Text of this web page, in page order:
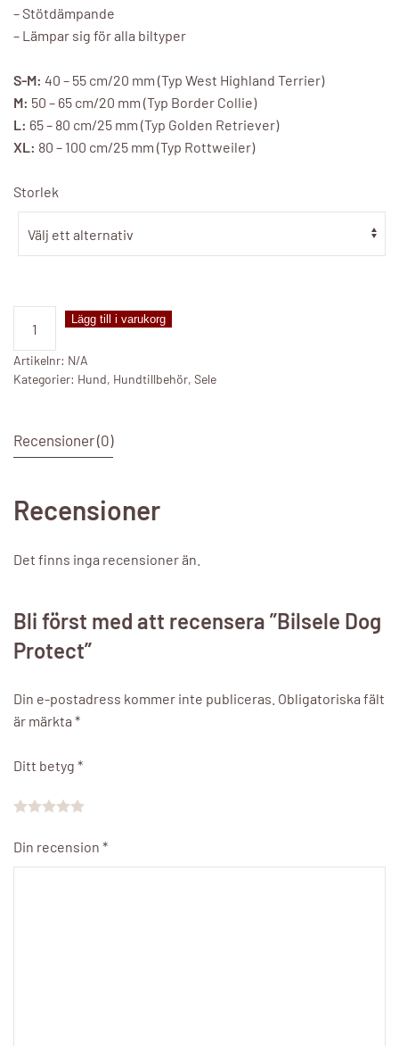
– Stötdämpande
– Lämpar sig för alla biltyper
S-M: 40 – 55 cm/20 mm (Typ West Highland Terrier)
M: 50 – 65 cm/20 mm (Typ Border Collie)
L: 65 – 80 cm/25 mm (Typ Golden Retriever)
XL: 80 – 100 cm/25 mm (Typ Rottweiler)
Storlek
Dog
Protect
mängd
Lägg till i varukorg
Artikelnr: N/A
Kategorier: Hund, Hundtillbehör, Sele
Recensioner (0)
Recensioner
Det finns inga recensioner än.
Bli först med att recensera ”Bilsele Dog
Protect”
Din e-postadress kommer inte publiceras. Obligatoriska fält
är märkta *
Ditt betyg *
Din recension *